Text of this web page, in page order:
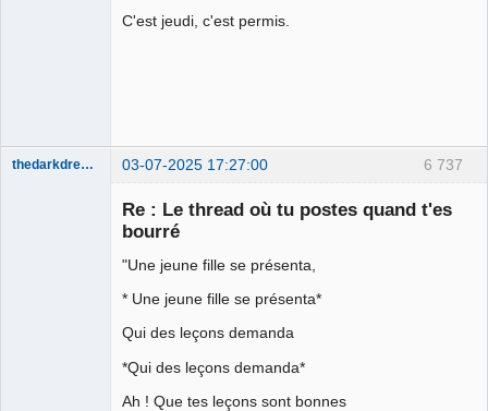
C'est jeudi, c'est permis.
6 737
thedarkdreamer 03-07-2025 17:27:00
Re : Le thread où tu postes quand t'es
bourré
"Une jeune fille se présenta,
* Une jeune fille se présenta*
Qui des leçons demanda
*Qui des leçons demanda*
Ah ! Que tes leçons sont bonnes